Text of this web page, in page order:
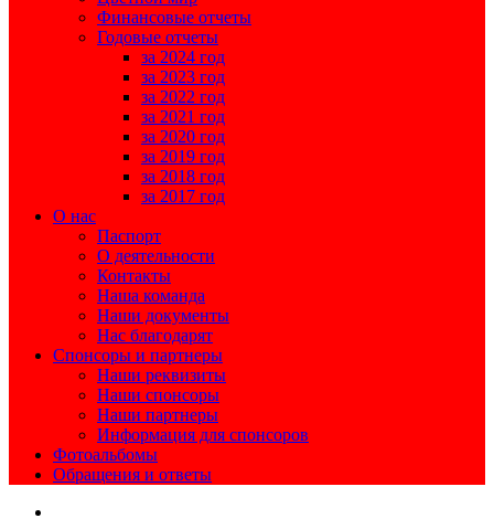
Финансовые отчеты
Годовые отчеты
за 2024 год
за 2023 год
за 2022 год
за 2021 год
за 2020 год
за 2019 год
за 2018 год
за 2017 год
О нас
Паспорт
О деятельности
Контакты
Наша команда
Наши документы
Нас благодарят
Спонсоры и партнеры
Наши реквизиты
Наши спонсоры
Наши партнеры
Информация для спонсоров
Фотоальбомы
Обращения и ответы